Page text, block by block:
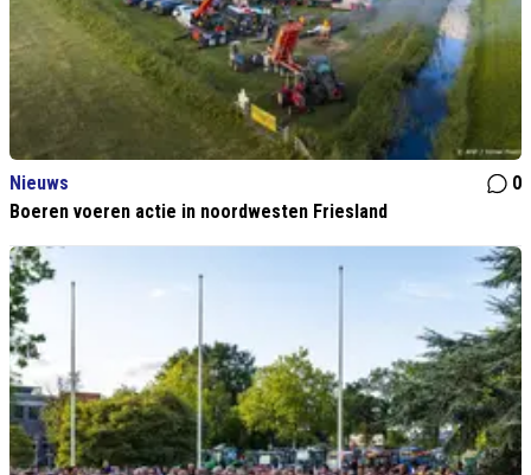
Nieuws
0
Boeren voeren actie in noordwesten Friesland